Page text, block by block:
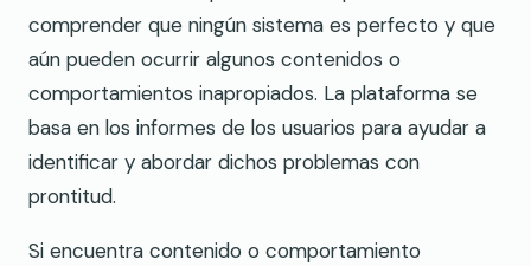
comprender que ningún sistema es perfecto y que
aún pueden ocurrir algunos contenidos o
comportamientos inapropiados. La plataforma se
basa en los informes de los usuarios para ayudar a
identificar y abordar dichos problemas con
prontitud.
Si encuentra contenido o comportamiento